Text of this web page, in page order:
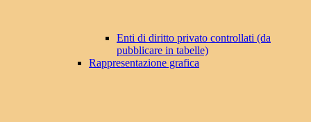
Enti di diritto privato controllati (da
pubblicare in tabelle)
Rappresentazione grafica